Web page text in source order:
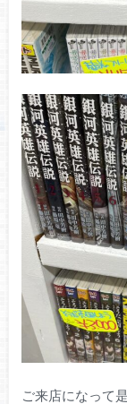
ご来店になって